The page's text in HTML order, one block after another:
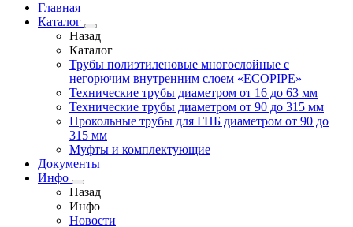
Главная
Каталог
Назад
Каталог
Трубы полиэтиленовые многослойные с
негорючим внутренним слоем «ECOPIPE»
Технические трубы диаметром от 16 до 63 мм
Технические трубы диаметром от 90 до 315 мм
Прокольные трубы для ГНБ диаметром от 90 до
315 мм
Муфты и комплектующие
Документы
Инфо
Назад
Инфо
Новости